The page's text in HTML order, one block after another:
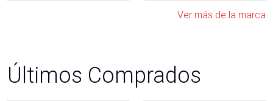
Ver más de la marca
Últimos Comprados